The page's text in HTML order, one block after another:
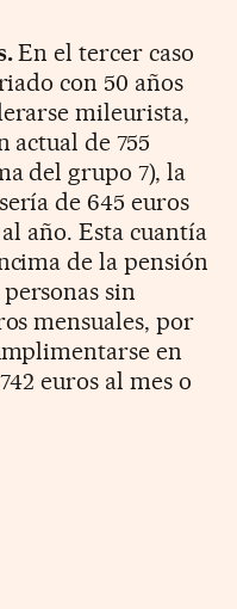
En el tercer caso
con 50 años
mileurista,
actual de 755
del grupo 7), la
de 645 euros
año. Esta cuantía
de la pensión
sin
mensuales, por
en
euros al mes o